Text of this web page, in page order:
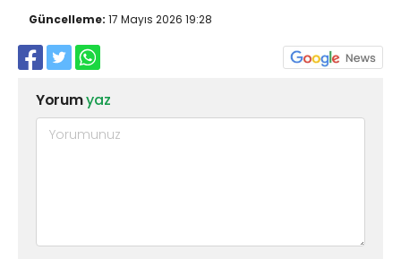
Güncelleme: 17 Mayıs 2026 19:28
Yorumyaz